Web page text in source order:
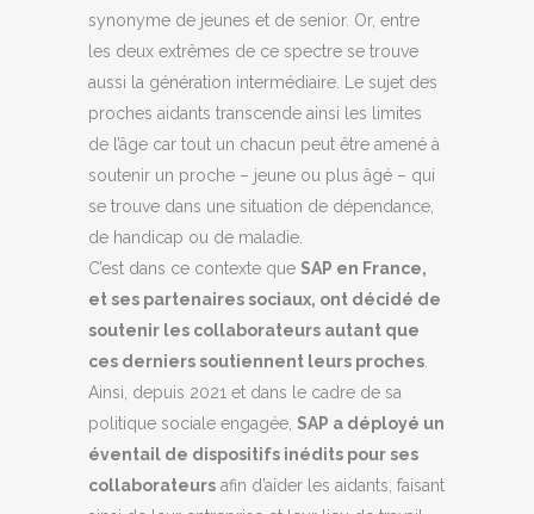
synonyme de jeunes et de senior. Or, entre
les deux extrêmes de ce spectre se trouve
aussi la génération intermédiaire. Le sujet des
proches aidants transcende ainsi les limites
de l’âge car tout un chacun peut être amené à
soutenir un proche – jeune ou plus âgé – qui
se trouve dans une situation de dépendance,
de handicap ou de maladie.
C’est dans ce contexte que SAP en France,
et ses partenaires sociaux, ont décidé de
soutenir les collaborateurs autant que
ces derniers soutiennent leurs proches
Ainsi, depuis 2021 et dans le cadre de sa
politique sociale engagée, SAP a déployé un
éventail de dispositifs inédits pour ses
collaborateurs afin d’aider les aidants, faisant